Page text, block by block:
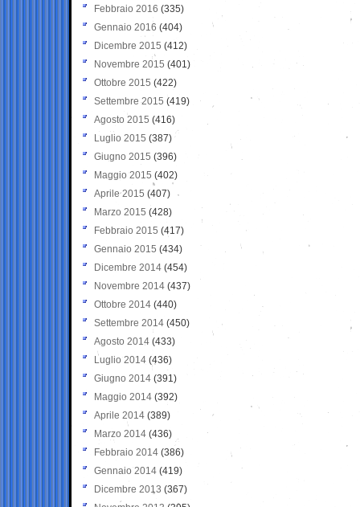
Febbraio 2016 (335)
Gennaio 2016 (404)
Dicembre 2015 (412)
Novembre 2015 (401)
Ottobre 2015 (422)
Settembre 2015 (419)
Agosto 2015 (416)
Luglio 2015 (387)
Giugno 2015 (396)
Maggio 2015 (402)
Aprile 2015 (407)
Marzo 2015 (428)
Febbraio 2015 (417)
Gennaio 2015 (434)
Dicembre 2014 (454)
Novembre 2014 (437)
Ottobre 2014 (440)
Settembre 2014 (450)
Agosto 2014 (433)
Luglio 2014 (436)
Giugno 2014 (391)
Maggio 2014 (392)
Aprile 2014 (389)
Marzo 2014 (436)
Febbraio 2014 (386)
Gennaio 2014 (419)
Dicembre 2013 (367)